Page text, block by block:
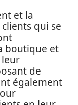
et la
qui se
boutique et
de
également